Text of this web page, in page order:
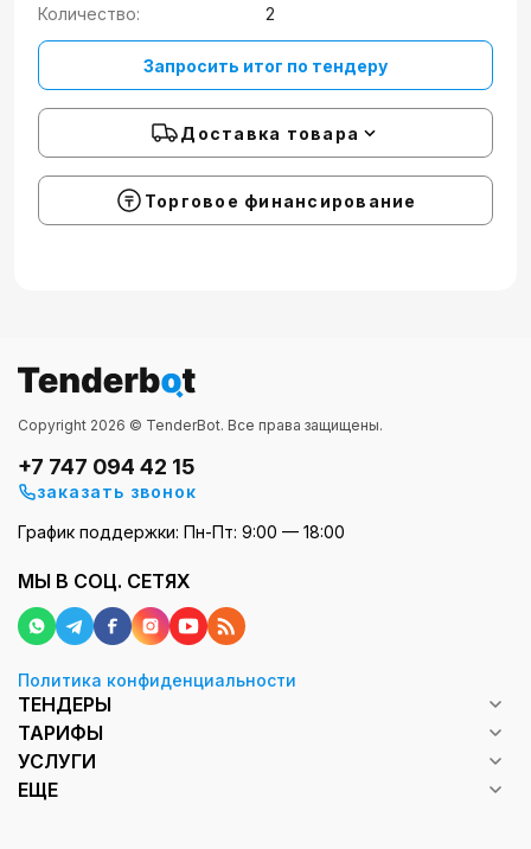
Количество:
2
Запросить итог по тендеру
Доставка товара
Торговое финансирование
Copyright 2026 © TenderBot. Все права защищены.
+7 747 094 42 15
заказать звонок
График поддержки: Пн-Пт: 9:00 — 18:00
МЫ В СОЦ. СЕТЯХ
Политика конфиденциальности
ТЕНДЕРЫ
ТАРИФЫ
УСЛУГИ
ЕЩЕ